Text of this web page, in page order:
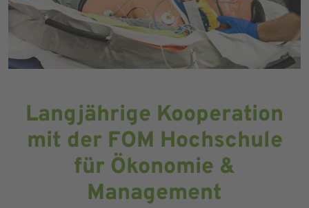
Langjährige Kooperation
mit der FOM Hochschule
für Ökonomie &
Management